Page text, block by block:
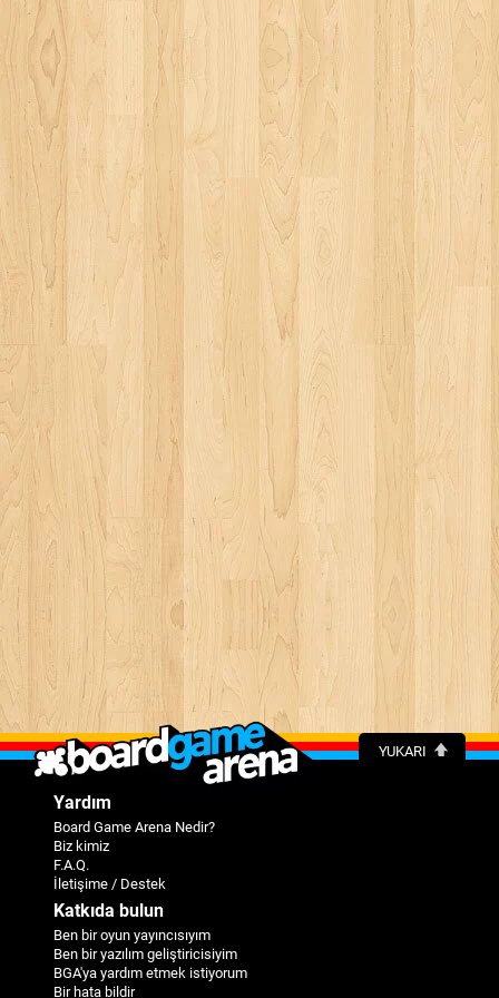
YUKARI
Yardım
Board Game Arena Nedir?
Biz kimiz
F.A.Q.
İletişime / Destek
Katkıda bulun
Ben bir oyun yayıncısıyım
Ben bir yazılım geliştiricisiyim
BGA'ya yardım etmek istiyorum
Bir hata bildir